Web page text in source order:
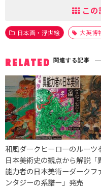
こ
日本画・浮世絵 大英博
RELATED 関連する記事
和風ダークヒーローのルーツ
日本美術史の観点から解説「
能力者の日本美術ーダークフ
ンタジーの系譜ー」発売